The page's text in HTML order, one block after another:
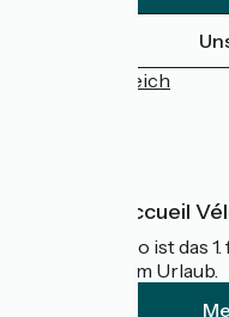
Pressebereich
Was ist Accueil
Accueil Vélo ist das
Radfahrer im Urlaub.